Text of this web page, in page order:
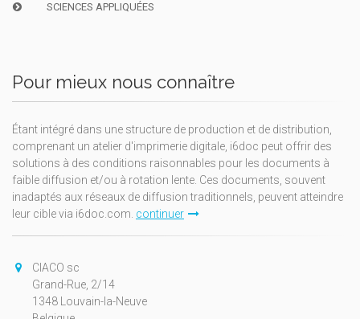
SCIENCES APPLIQUÉES
Pour mieux nous connaître
Étant intégré dans une structure de production et de distribution,
comprenant un atelier d'imprimerie digitale, i6doc peut offrir des
solutions à des conditions raisonnables pour les documents à
faible diffusion et/ou à rotation lente. Ces documents, souvent
inadaptés aux réseaux de diffusion traditionnels, peuvent atteindre
leur cible via i6doc.com. continuer
CIACO sc
Grand-Rue, 2/14
1348 Louvain-la-Neuve